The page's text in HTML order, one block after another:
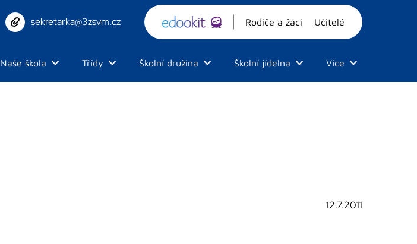
sekretarka@3zsvm.cz Rodiče a žáci Učitelé
Naše škola Třídy Školní družina Školní jídelna Více
12.7.2011